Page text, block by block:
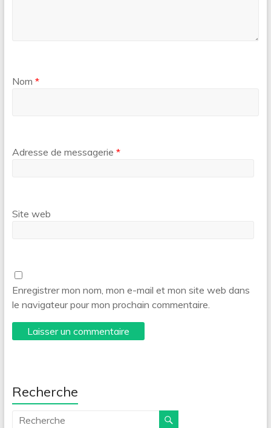
Nom *
Adresse de messagerie *
Site web
Enregistrer mon nom, mon e-mail et mon site web dans
le navigateur pour mon prochain commentaire.
Recherche